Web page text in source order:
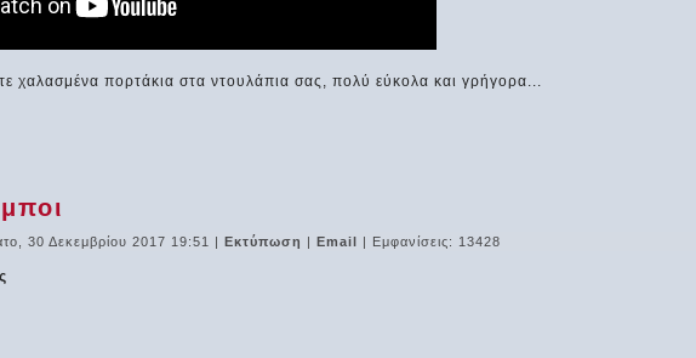
χαλασμένα πορτάκια στα ντουλάπια σας, πολύ εύκολα και γρήγορα...
30 Δεκεμβρίου 2017 19:51 | Εκτύπωση | Email | Εμφανίσεις: 13428